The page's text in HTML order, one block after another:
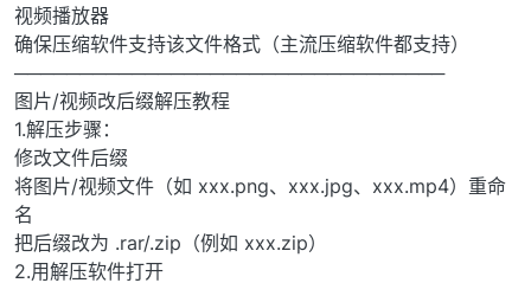
视频播放器
确保压缩软件支持该文件格式（主流压缩软件都支持）
─────────────────────────────────
图片/视频改后缀解压教程
1.解压步骤：
修改文件后缀
将图片/视频文件（如 xxx.png、xxx.jpg、xxx.mp4）重命
名
把后缀改为 .rar/.zip（例如 xxx.zip）
2.用解压软件打开